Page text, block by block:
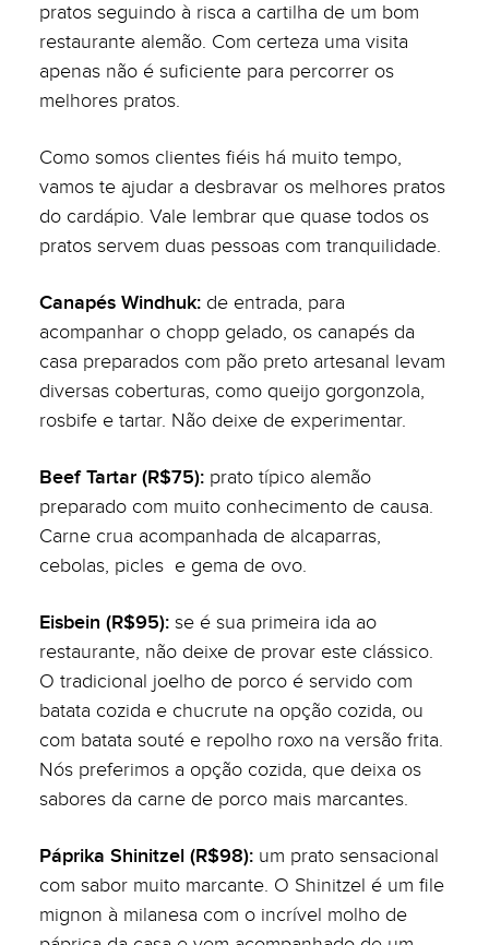
pratos seguindo à risca a cartilha de um bom
restaurante alemão. Com certeza uma visita
apenas não é suficiente para percorrer os
melhores pratos.
Como somos clientes fiéis há muito tempo,
vamos te ajudar a desbravar os melhores pratos
do cardápio. Vale lembrar que quase todos os
pratos servem duas pessoas com tranquilidade.
Canapés Windhuk:de entrada, para
acompanhar o chopp gelado, os canapés da
casa preparados com pão preto artesanal levam
diversas coberturas, como queijo gorgonzola,
rosbife e tartar. Não deixe de experimentar.
Beef Tartar (R$75):prato típico alemão
preparado com muito conhecimento de causa.
Carne crua acompanhada de alcaparras,
cebolas, picles e gema de ovo.
Eisbein (R$95):se é sua primeira ida ao
restaurante, não deixe de provar este clássico.
O tradicional joelho de porco é servido com
batata cozida e chucrute na opção cozida, ou
com batata souté e repolho roxo na versão frita.
Nós preferimos a opção cozida, que deixa os
sabores da carne de porco mais marcantes.
Páprika Shinitzel (R$98):um prato sensacional
com sabor muito marcante. O Shinitzel é um file
mignon à milanesa com o incrível molho de